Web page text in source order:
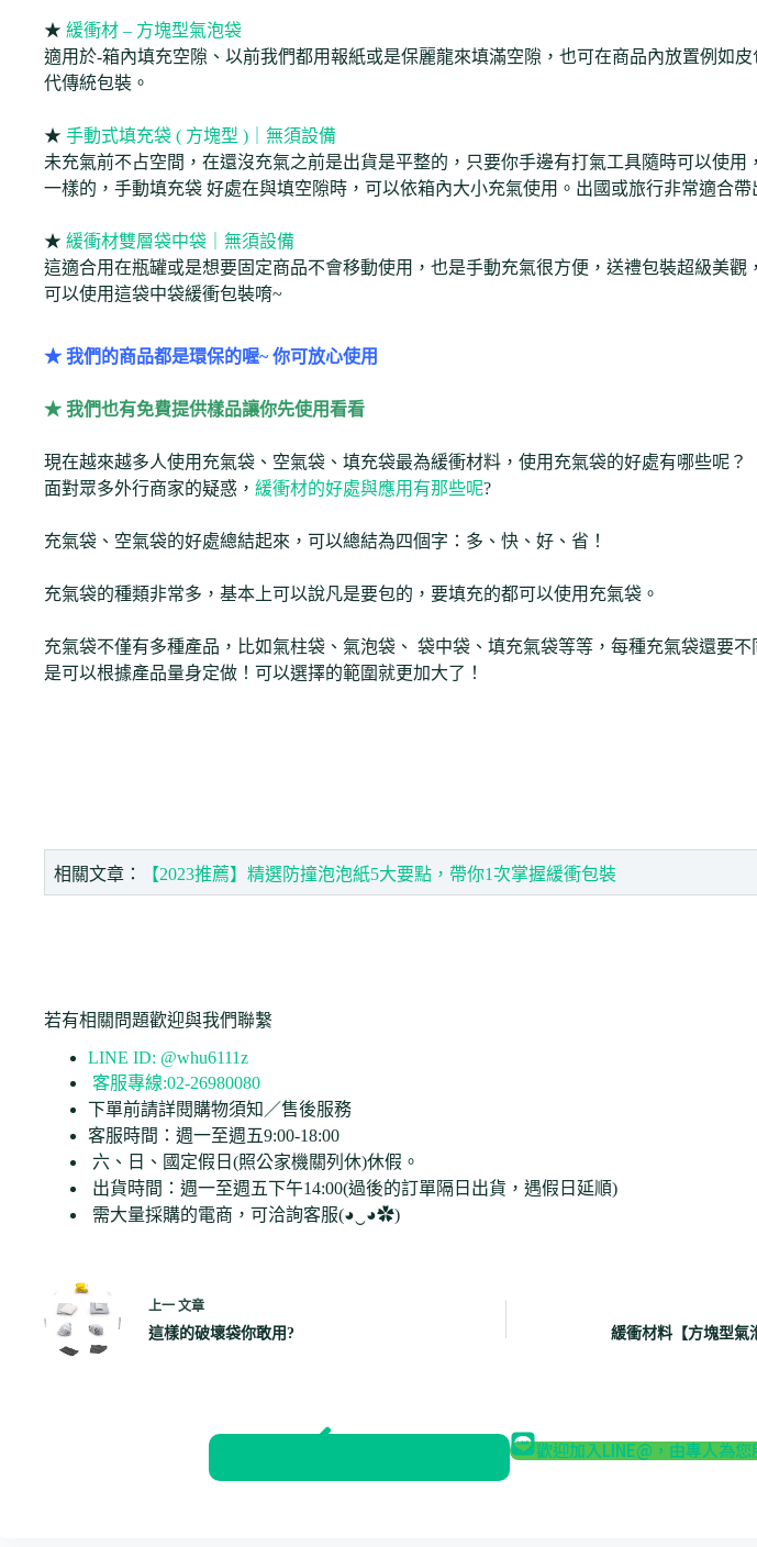
★ 緩衝材 – 方塊型氣泡袋
適用於-箱內填充空隙、以前我們都用報紙或是保麗龍來填滿空隙，也可在商品內放置例如
代傳統包裝。
★ 手動式填充袋 ( 方塊型 )｜無須設備
未充氣前不占空間，在還沒充氣之前是出貨是平整的，只要你手邊有打氣工具隨時可以使用
一樣的，手動填充袋 好處在與填空隙時，可以依箱內大小充氣使用。出國或旅行非常適合帶
★ 緩衝材雙層袋中袋｜無須設備
這適合用在瓶罐或是想要固定商品不會移動使用，也是手動充氣很方便，送禮包裝超級美觀
可以使用這袋中袋緩衝包裝唷~
★ 我們的商品都是環保的喔~ 你可放心使用
★ 我們也有免費提供樣品讓你先使用看看
現在越來越多人使用充氣袋、空氣袋、填充袋最為緩衝材料，使用充氣袋的好處有哪些呢？
面對眾多外行商家的疑惑， 緩衝材的好處與應用有那些呢?
充氣袋、空氣袋的好處總結起來，可以總結為四個字：多、快、好、省！
充氣袋的種類非常多，基本上可以說凡是要包的，要填充的都可以使用充氣袋。
充氣袋不僅有多種產品，比如氣柱袋、氣泡袋、 袋中袋、填充氣袋等等，每種充氣袋還要
是可以根據產品量身定做！可以選擇的範圍就更加大了！
相關文章： 【2023推薦】精選防撞泡泡紙5大要點，帶你1次掌握緩衝包裝
若有相關問題歡迎與我們聯繫
LINE ID: @whu6111z
客服專線:02-26980080
下單前請詳閱購物須知／售後服務
客服時間：週一至週五9:00-18:00
六、日、國定假日(照公家機關列休)休假。
出貨時間：週一至週五下午14:00(過後的訂單隔日出貨，遇假日延順)
需大量採購的電商，可洽詢客服(◕‿◕✿)
上一 文章
這樣的破壞袋你敢用? 緩衝材料【方塊型氣
歡迎加入LINE@，由專人為您